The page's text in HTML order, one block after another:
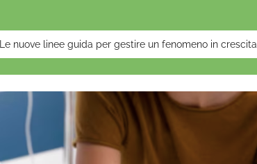
nuove linee guida per gestire un fenomeno in crescita